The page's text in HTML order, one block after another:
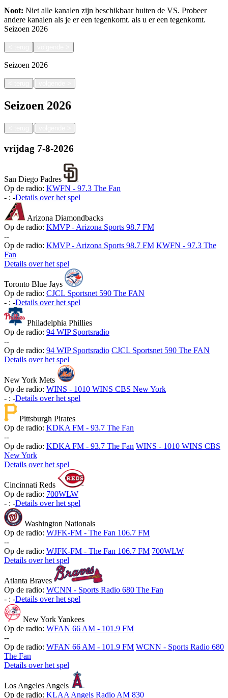
Noot: Niet alle kanalen zijn beschikbaar buiten de VS. Probeer
andere kanalen als je er een tegenkomt. als u er een tegenkomt.
Seizoen 2026
Seizoen 2026
|
Seizoen 2026
|
vrijdag 7-8-2026
San Diego Padres
Op de radio: KWFN - 97.3 The Fan
- : -Details over het spel
Arizona Diamondbacks
Op de radio: KMVP - Arizona Sports 98.7 FM
--
Op de radio: KMVP - Arizona Sports 98.7 FM KWFN - 97.3 The
Fan
Details over het spel
Toronto Blue Jays
Op de radio: CJCL Sportsnet 590 The FAN
- : -Details over het spel
Philadelphia Phillies
Op de radio: 94 WIP Sportsradio
--
Op de radio: 94 WIP Sportsradio CJCL Sportsnet 590 The FAN
Details over het spel
New York Mets
Op de radio: WINS - 1010 WINS CBS New York
- : -Details over het spel
Pittsburgh Pirates
Op de radio: KDKA FM - 93.7 The Fan
--
Op de radio: KDKA FM - 93.7 The Fan WINS - 1010 WINS CBS
New York
Details over het spel
Cincinnati Reds
Op de radio: 700WLW
- : -Details over het spel
Washington Nationals
Op de radio: WJFK-FM - The Fan 106.7 FM
--
Op de radio: WJFK-FM - The Fan 106.7 FM 700WLW
Details over het spel
Atlanta Braves
Op de radio: WCNN - Sports Radio 680 The Fan
- : -Details over het spel
New York Yankees
Op de radio: WFAN 66 AM - 101.9 FM
--
Op de radio: WFAN 66 AM - 101.9 FM WCNN - Sports Radio 680
The Fan
Details over het spel
Los Angeles Angels
Op de radio: KLAA Angels Radio AM 830